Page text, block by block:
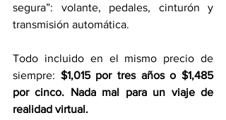
segura”: volante, pedales, cinturón y
transmisión automática.
Todo incluido en el mismo precio de
siempre: $1,015 por tres años o $1,485
por cinco. Nada mal para un viaje de
realidad virtual.